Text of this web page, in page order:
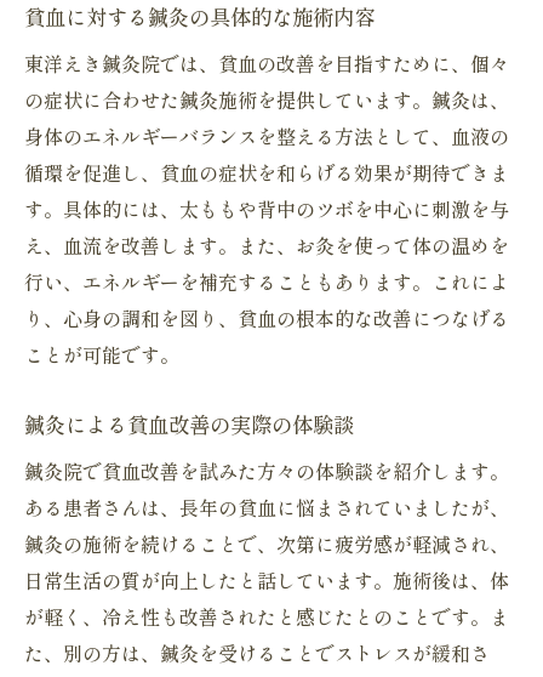
貧血の原因を見極めるための診断
鍼灸による血液生成の促進
鍼灸がもたらすホルモンバランスの改善
体質に応じた施術による根本的改善
貧血改善に向けた総合的な健康アプローチ
鍼灸と他の医療方法の併用効果
東洋えき鍼灸院で心身ともに健康を取り戻すス
テップ
鍼灸院での施術を最大限に活かす方法
鍼灸による自然治癒力の向上
施術前後のライフスタイルの見直し
鍼灸による健康管理と病気予防
東洋医学を取り入れた総合的な健康維持
貧血に対する鍼灸の具体的な施術内容
東洋えき鍼灸院では、貧血の改善を目指すために、個々
の症状に合わせた鍼灸施術を提供しています。鍼灸は、
身体のエネルギーバランスを整える方法として、血液の
循環を促進し、貧血の症状を和らげる効果が期待できま
す。具体的には、太ももや背中のツボを中心に刺激を与
え、血流を改善します。また、お灸を使って体の温めを
行い、エネルギーを補充することもあります。これによ
り、心身の調和を図り、貧血の根本的な改善につなげる
ことが可能です。
鍼灸による貧血改善の実際の体験談
鍼灸院で貧血改善を試みた方々の体験談を紹介します。
ある患者さんは、長年の貧血に悩まされていましたが、
鍼灸の施術を続けることで、次第に疲労感が軽減され、
日常生活の質が向上したと話しています。施術後は、体
が軽く、冷え性も改善されたと感じたとのことです。ま
た、別の方は、鍼灸を受けることでストレスが緩和さ